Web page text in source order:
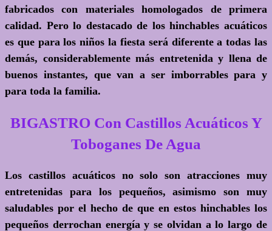
fabricados con materiales homologados de primera
calidad. Pero lo destacado de los hinchables acuáticos
es que para los niños la fiesta será diferente a todas las
demás, considerablemente más entretenida y llena de
buenos instantes, que van a ser imborrables para y
para toda la familia.
BIGASTRO Con Castillos Acuáticos Y
Toboganes De Agua
Los castillos acuáticos no solo son atracciones muy
entretenidas para los pequeños, asimismo son muy
saludables por el hecho de que en estos hinchables los
pequeños derrochan energía y se olvidan a lo largo de